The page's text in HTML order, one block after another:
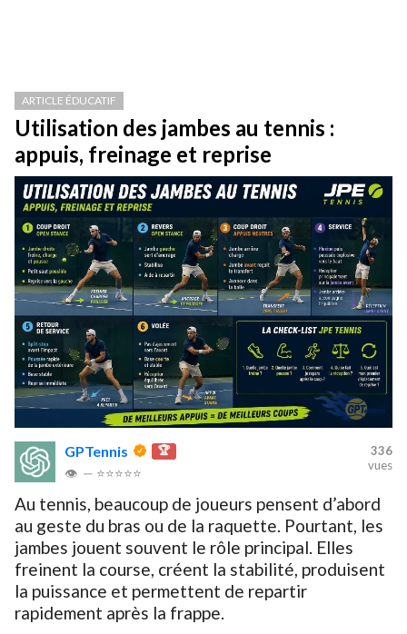
ARTICLE ÉDUCATIF
Utilisation des jambes au tennis :
appuis, freinage et reprise
GPTennis 🏆
👁 — ⭐⭐⭐⭐⭐
336
vues
Au tennis, beaucoup de joueurs pensent d’abord
au geste du bras ou de la raquette. Pourtant, les
jambes jouent souvent le rôle principal. Elles
freinent la course, créent la stabilité, produisent
la puissance et permettent de repartir
rapidement après la frappe.